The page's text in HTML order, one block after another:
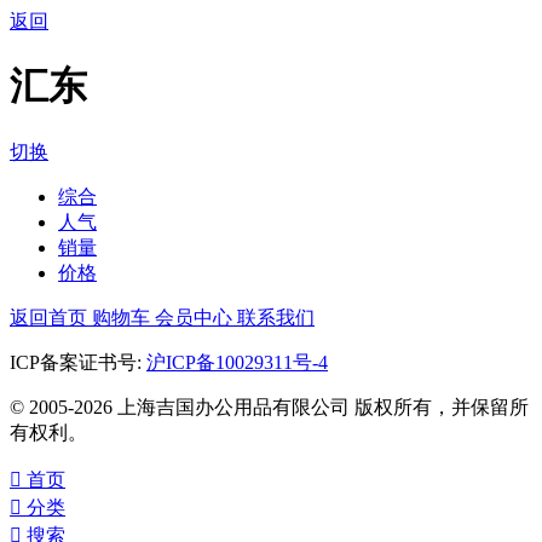
返回
汇东
切换
综合
人气
销量
价格
返回首页 购物车 会员中心 联系我们
ICP备案证书号: 沪ICP备10029311号-4
© 2005-2026 上海吉国办公用品有限公司 版权所有，并保留所
有权利。
 首页
 分类
 搜索